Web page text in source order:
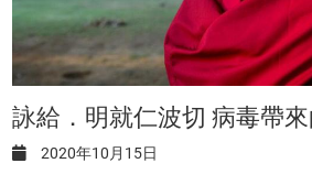
詠給．明就仁波切 病毒帶
2020年10月15日